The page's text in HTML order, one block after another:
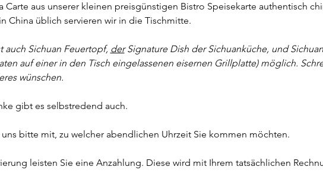
Carte aus unserer kleinen preisgünstigen Bistro Speisekarte authentisch
China üblich servieren wir in die Tischmitte.
auch Sichuan Feuertopf, der Signature Dish der Sichuanküche, und
auf einer in den Tisch eingelassenen eisernen Grillplatte) möglich.
wünschen.
gibt es selbstredend auch.
uns bitte mit, zu welcher abendlichen Uhrzeit Sie kommen möchten.
leisten Sie eine Anzahlung. Diese wird mit Ihrem tatsächlichen